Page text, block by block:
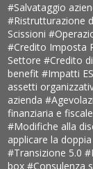
#Salvataggio
#Ristrutturazione
Scissioni
#Credito Imposta
Settore#Credito
benefit#Impatti
assetti
azienda
finanziaria e
#Modifiche alla
applicare la
#Transizione 5.0
box#Consulenza